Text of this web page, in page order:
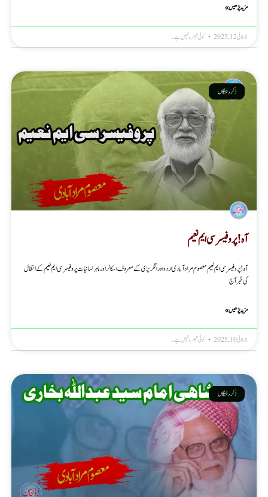
مزید پڑھیں »
جولائی 12, 2025 کوئی تبصرہ نہیں ہے۔
ذکر رفتگاں
آہ! پروفیسر سی ایم نعیم
آہ! پروفیسر سی ایم نعیم معصوم مرادآبادی اردو اور انگریزی کے معروف اسکالر اور ماہر لسانیات پروفیسر سی ایم نعیم کے انتقال
کی خبر آج
مزید پڑھیں »
جولائی 10, 2025 کوئی تبصرہ نہیں ہے۔
ذکر رفتگاں